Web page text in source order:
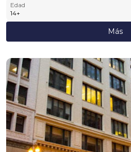
Edad
14+
Más